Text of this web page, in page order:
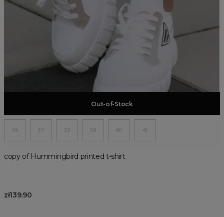
Add to basket
Out-of-Stock
36 37 39 38 40 41
copy of Hummingbird printed t-shirt
zł139.90